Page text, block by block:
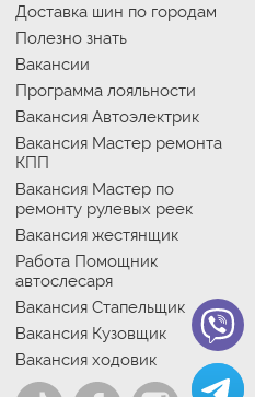
Доставка шин по городам
Полезно знать
Вакансии
Программа лояльности
Вакансия Автоэлектрик
Вакансия Мастер ремонта
КПП
Вакансия Мастер по
ремонту рулевых реек
Вакансия жестянщик
Работа Помощник
автослесаря
Вакансия Стапельщик
Вакансия Кузовщик
Вакансия ходовик